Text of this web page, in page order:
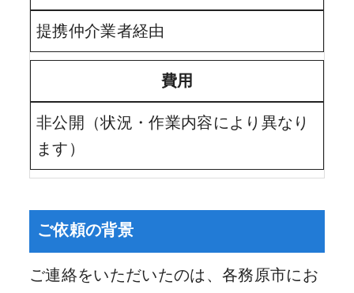
提携仲介業者経由
費用
非公開（状況・作業内容により異なり
ます）
ご依頼の背景
ご連絡をいただいたのは、各務原市にお